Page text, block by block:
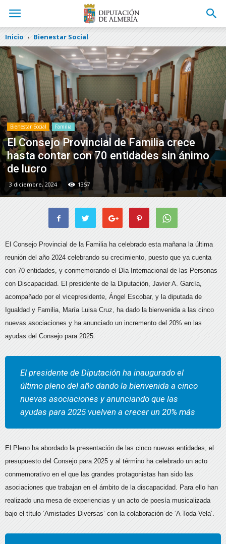
Inicio Bienestar Social
Bienestar Social Familia
El Consejo Provincial de Familia crece
hasta contar con 70 entidades sin ánimo
de lucro
3 diciembre, 2024 1357
El Consejo Provincial de la Familia ha celebrado esta mañana la última
reunión del año 2024 celebrando su crecimiento, puesto que ya cuenta
con 70 entidades, y conmemorando el Día Internacional de las Personas
con Discapacidad. El presidente de la Diputación, Javier A. García,
acompañado por el vicepresidente, Ángel Escobar, y la diputada de
Igualdad y Familia, María Luisa Cruz, ha dado la bienvenida a las cinco
nuevas asociaciones y ha anunciado un incremento del 20% en las
ayudas del Consejo para 2025.
El presidente de Diputación ha inaugurado el
último pleno del año dando la bienvenida a cinco
nuevas asociaciones y anunciando que las
ayudas para 2025 vuelven a crecer un 20% más
El Pleno ha abordado la presentación de las cinco nuevas entidades, el
presupuesto del Consejo para 2025 y al término ha celebrado un acto
conmemorativo en el que las grandes protagonistas han sido las
asociaciones que trabajan en el ámbito de la discapacidad. Para ello han
realizado una mesa de experiencias y un acto de poesía musicalizada
bajo el título ‘Amistades Diversas’ con la colaboración de ‘A Toda Vela’.